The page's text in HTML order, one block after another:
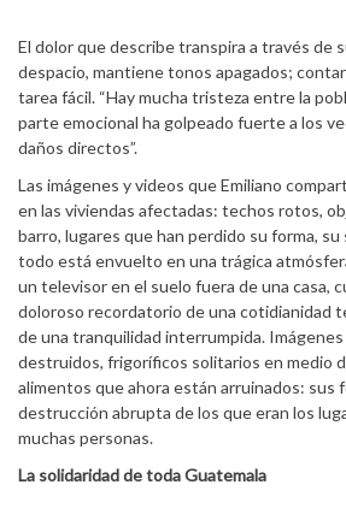
El dolor que describe transpira a través de
despacio, mantiene tonos apagados;
tarea fácil. “Hay mucha tristeza entre la
parte emocional ha golpeado fuerte a los
daños directos”.
Las imágenes y videos que Emiliano
en las viviendas afectadas: techos rotos,
barro, lugares que han perdido su forma,
todo está envuelto en una trágica
un televisor en el suelo fuera de una casa,
doloroso recordatorio de una cotidianidad
de una tranquilidad interrumpida.
destruidos, frigoríficos solitarios en medio
alimentos que ahora están arruinados: sus
destrucción abrupta de los que eran los
muchas personas.
La solidaridad de toda Guatemala